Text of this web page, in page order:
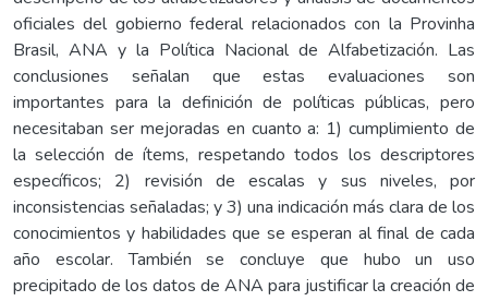
oficiales del gobierno federal relacionados con la Provinha
Brasil, ANA y la Política Nacional de Alfabetización. Las
conclusiones señalan que estas evaluaciones son
importantes para la definición de políticas públicas, pero
necesitaban ser mejoradas en cuanto a: 1) cumplimiento de
la selección de ítems, respetando todos los descriptores
específicos; 2) revisión de escalas y sus niveles, por
inconsistencias señaladas; y 3) una indicación más clara de los
conocimientos y habilidades que se esperan al final de cada
año escolar. También se concluye que hubo un uso
precipitado de los datos de ANA para justificar la creación de